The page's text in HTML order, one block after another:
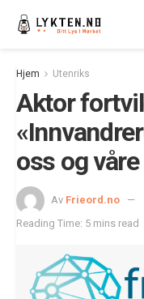
Hjem Utenriks
Aktor
oss og
Av Frieord.no
Reading Time: 5 mins read